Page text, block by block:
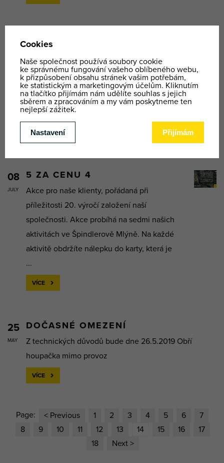
SUMMER TUBING
otevřený summer tubing ve Špindlerově
Mlýně. Díky unikátnímu umělému povrchu
jezdí tubingové čluny jako po sněhu ve 180
metrů dlouhé dráze s 8 zatáčkami. ...
VÍCE
08
JULY
5 ZA CENU 4
Akce pro naše klienty, pořádaná při
příležitosti 20. výročí založení naší
společnosti. Akce probíhá na sedmi našich
aktivitách ve Špindlerově Mlýně. Na každé
aktivitě obdržíte nálepku do karty, která je
...
VÍCE
25
MAY
DOČASNÉ OMEZENÍ
Z technických důvodů bude dne 26.5.2019 Obří
houpačka mimo provoz
VÍCE
Page: < Previous 1 2 3 4 5 6
7
8
9 10 11 12 13 14 15 16
17
18
Next >